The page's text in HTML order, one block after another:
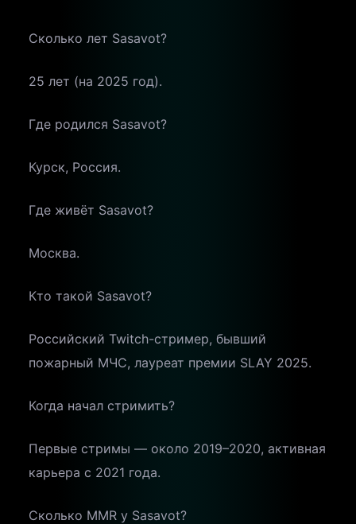
Сколько лет Sasavot?
25 лет (на 2025 год).
Где родился Sasavot?
Курск, Россия.
Где живёт Sasavot?
Москва.
Кто такой Sasavot?
Российский Twitch-стример, бывший
пожарный МЧС, лауреат премии SLAY 2025.
Когда начал стримить?
Первые стримы — около 2019–2020, активная
карьера с 2021 года.
Сколько MMR у Sasavot?